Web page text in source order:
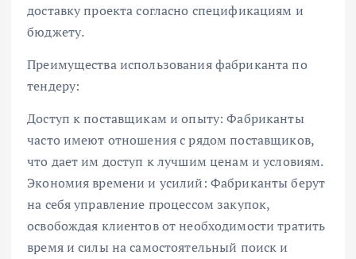
доставку проекта согласно спецификациям и
бюджету.
Преимущества использования фабриканта по
тендеру:
Доступ к поставщикам и опыту: Фабриканты
часто имеют отношения с рядом поставщиков,
что дает им доступ к лучшим ценам и условиям.
Экономия времени и усилий: Фабриканты берут
на себя управление процессом закупок,
освобождая клиентов от необходимости тратить
время и силы на самостоятельный поиск и